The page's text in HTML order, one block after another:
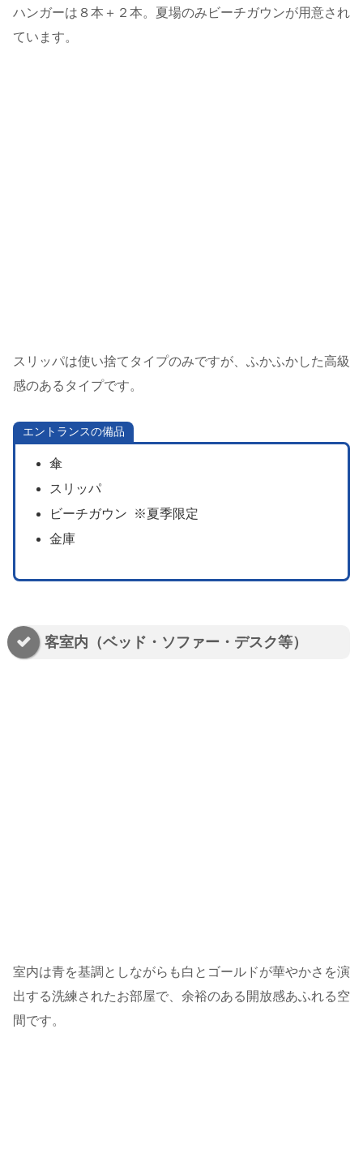
ハンガーは８本＋２本。夏場のみビーチガウンが用意され
ています。
スリッパは使い捨てタイプのみですが、ふかふかした高級
感のあるタイプです。
エントランスの備品
傘
スリッパ
ビーチガウン ※夏季限定
金庫
客室内（ベッド・ソファー・デスク等）
室内は青を基調としながらも白とゴールドが華やかさを演
出する洗練されたお部屋で、余裕のある開放感あふれる空
間です。